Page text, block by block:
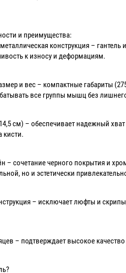
и преимущества:
конструкция – гантель
к износу и деформациям.
и вес – компактные габариты
все группы мышц без
см) – обеспечивает надежный
кисти.
– сочетание черного покрытия и
но и эстетически
– исключает люфты и
– подтверждает высокое